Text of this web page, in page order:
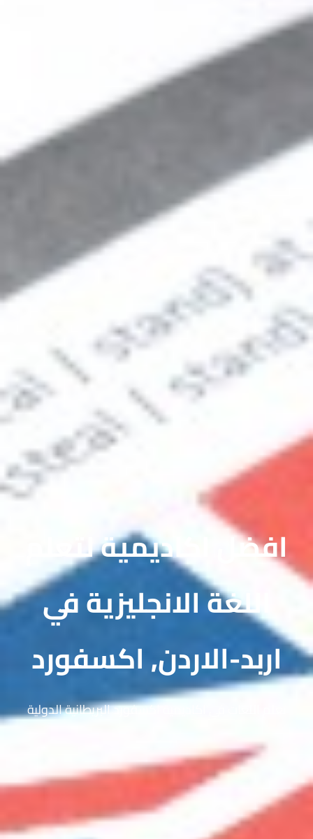
افضل اكاديمية لتعلم
اللغة الانجليزية في
اربد-الاردن, اكسفورد
تعلم اللغات في اكاديمية اكسفورد البريطانية الدولية